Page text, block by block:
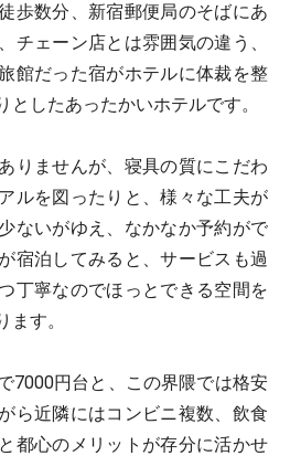
歩数分、新宿郵便局のそばにあ
チェーン店とは雰囲気の違う、
館だった宿がホテルに体裁を整
としたあったかいホテルです。
りませんが、寝具の質にこだわ
ルを図ったりと、様々な工夫が
ないがゆえ、なかなか予約がで
宿泊してみると、サービスも過
丁寧なのでほっとできる空間を
す。
7000円台と、この界隈では格安
ら近隣にはコンビニ複数、飲食
都心のメリットが存分に活かせ